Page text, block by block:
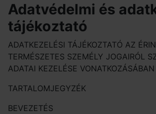
Adatvédelmi és
tájékoztató
ADATKEZELÉSI TÁJÉKOZTATÓ AZ
TERMÉSZETES SZEMÉLY JOGAIRÓL
ADATAI KEZELÉSE VONATKOZÁSÁBAN
TARTALOMJEGYZÉK
BEVEZETÉS